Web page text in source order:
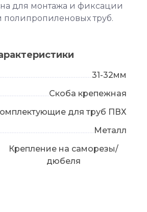
для монтажа и фиксации
труб.
31-32мм
Скоба крепежная
для труб ПВХ
Металл
Крепление на саморезы/
дюбеля